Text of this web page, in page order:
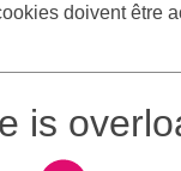
doivent être
is